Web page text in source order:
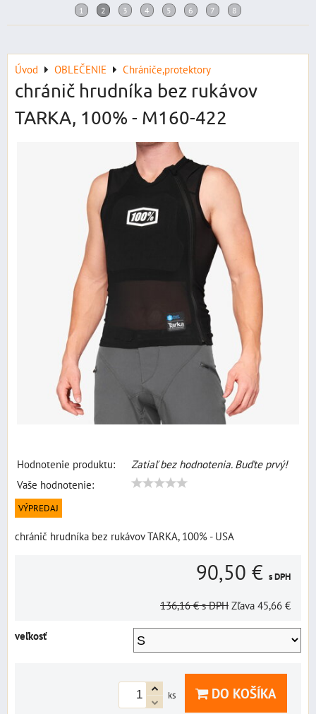
Úvod OBLEČENIE Chrániče,protektory
chránič hrudníka bez rukávov
TARKA, 100% - M160-422
Hodnotenie produktu:
Zatiaľ bez hodnotenia. Buďte prvý!
Vaše hodnotenie:
VÝPREDAJ
chránič hrudníka bez rukávov TARKA, 100% - USA
90,50 € s DPH
136,16 € s DPH Zľava 45,66 €
veľkosť
ks DO KOŠÍKA